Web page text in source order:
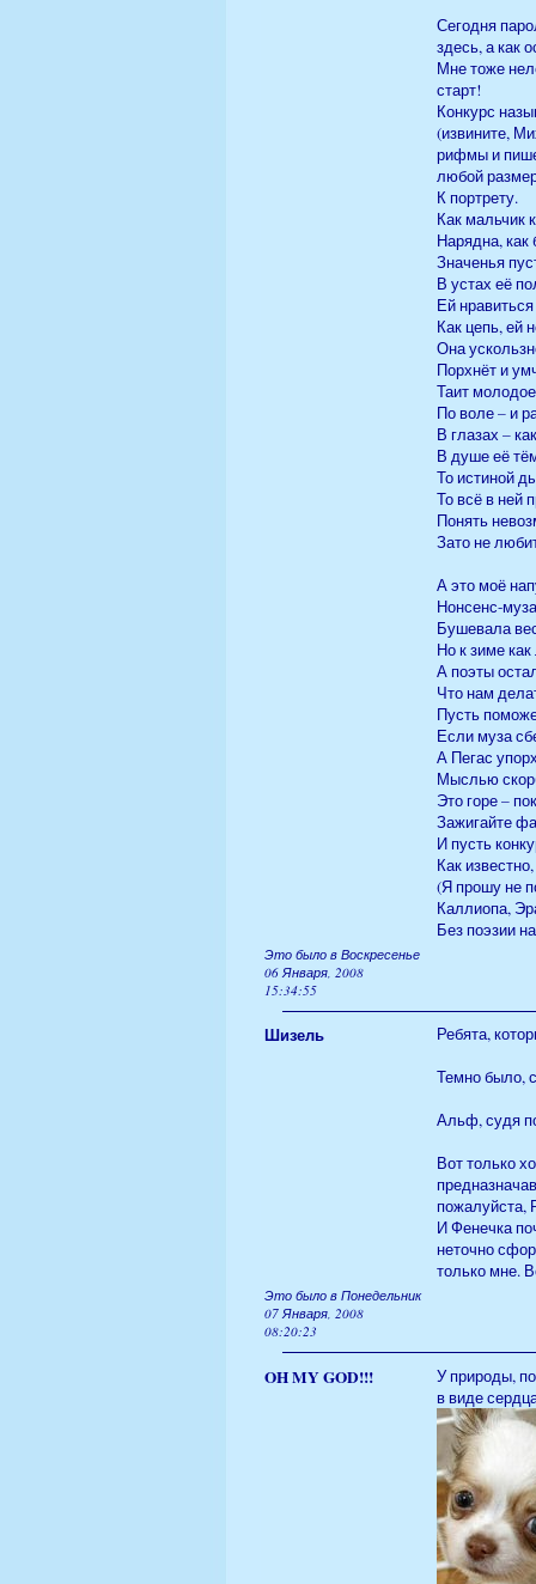
Сегодня
здесь, а как
Мне тоже
старт!
Конкурс
(извините,
рифмы и
любой
К портрету.
Как мальчик
Нарядна, как
Значенья
В устах её
Ей
Как цепь, ей
Она
Порхнёт и
Таит
По воле – и
В глазах –
В душе её
То истиной
То всё в ней
Понять
Зато не
А это моё
Нонсенс-
Бушевала
Но к зиме
А поэты
Что нам
Пусть
Если муза
А Пегас
Мыслью
Это горе –
Зажигайте
И пусть
Как
(Я прошу не
Каллиопа,
Без поэзии
Это было в Воскресенье
06 Января, 2008
15:34:55
Шизель
Ребята,
Темно было,
Альф, судя
Вот только
пожалуйста,
И Фенечка
неточно
только мне.
Это было в Понедельник
07 Января, 2008
08:20:23
OH MY GOD!!!
У природы,
в виде